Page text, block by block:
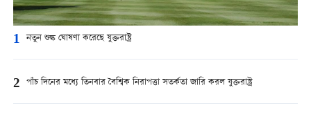
1 নতুন শুল্ক ঘোষণা করেছে যুক্তরাষ্ট্র
2 পাঁচ দিনের মধ্যে তিনবার বৈশ্বিক নিরাপত্তা সতর্কতা জারি করল যুক্তরাষ্ট্র